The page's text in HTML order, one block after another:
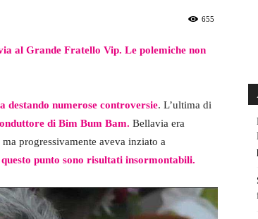
655
al Grande Fratello Vip. Le polemiche non
destando numerose controversie. L’ultima di
di Bim Bum Bam. Bellavia era
progressivamente aveva inziato a
punto sono risultati insormontabili.